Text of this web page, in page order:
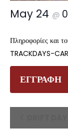
May 24 @
Πληροφορίες και
TRACKDAYS-
ΕΓΓΡΑΦΗ